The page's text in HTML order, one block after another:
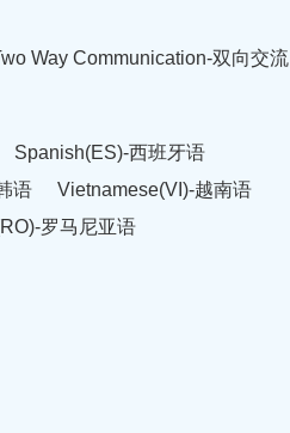
Way Communication-双向交流
Spanish(ES)-西班牙语
语
Vietnamese(VI)-越南语
罗马尼亚语